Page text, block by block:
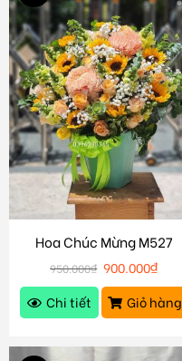
Hoa Chúc Mừng M527
950.000₫ 900.000₫
Chi tiết
Giỏ hàng